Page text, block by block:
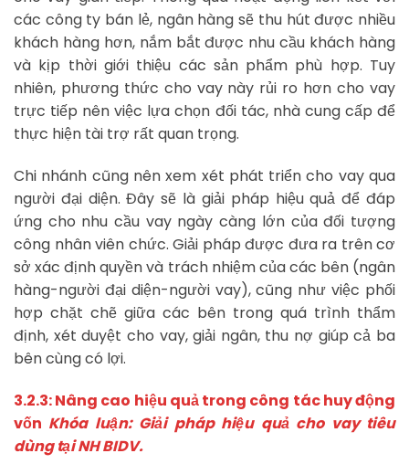
các công ty bán lẻ, ngân hàng sẽ thu hút được nhiều
khách hàng hơn, nắm bắt được nhu cầu khách hàng
và kịp thời giới thiệu các sản phẩm phù hợp. Tuy
nhiên, phương thức cho vay này rủi ro hơn cho vay
trực tiếp nên việc lựa chọn đối tác, nhà cung cấp để
thực hiện tài trợ rất quan trọng.
Chi nhánh cũng nên xem xét phát triển cho vay qua
người đại diện. Đây sẽ là giải pháp hiệu quả để đáp
ứng cho nhu cầu vay ngày càng lớn của đối tượng
công nhân viên chức. Giải pháp được đưa ra trên cơ
sở xác định quyền và trách nhiệm của các bên (ngân
hàng-người đại diện-người vay), cũng như việc phối
hợp chặt chẽ giữa các bên trong quá trình thẩm
định, xét duyệt cho vay, giải ngân, thu nợ giúp cả ba
bên cùng có lợi.
3.2.3: Nâng cao hiệu quả trong công tác huy động
vốn Khóa luận: Giải pháp hiệu quả cho vay tiêu
dùng tại NH BIDV.